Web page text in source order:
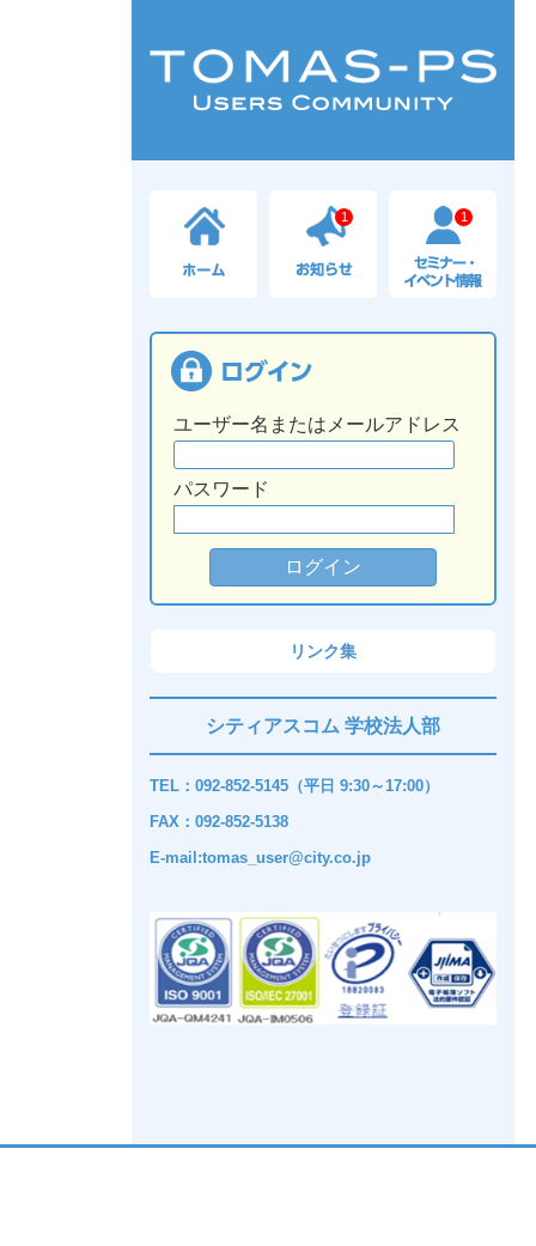
1 1
ユーザー名またはメールアドレス
パスワード
リンク集
シティアスコム 学校法人部
TEL：092-852-5145（平日 9:30～17:00）
FAX：092-852-5138
E-mail:tomas_user@city.co.jp